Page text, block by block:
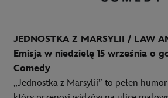
JEDNOSTKA Z MARSYLII / LAW
Emisja w niedzielę 15 września o
Comedy
„Jednostka z Marsylii” to pełen